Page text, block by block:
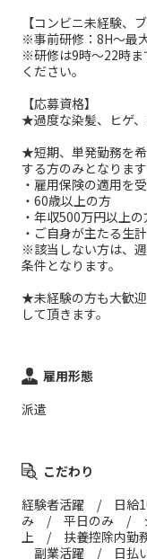
【コンビニ未経験、
※事前研修：8H～最
※研修は9時～22時ま
ください。
【応募資格】
★過度な染髪、ヒゲ、
★短期、単発勤務を
する方のみとなります
・雇用保険の適用を
・60歳以上の方
・年収500万円以上の
・ご自身が主たる生
※該当しない方は、
条件となります。
★未経験の方も大歓
して頂きます。
雇用形態
派遣
こだわり
経験者活躍 / 日給
み / 平日のみ / シ
上 / 扶養控除内
副業活躍 / 日払